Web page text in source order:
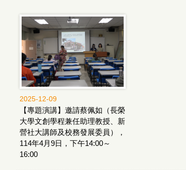
2025-12-09
【專題演講】邀請蔡佩如（長榮
大學文創學程兼任助理教授、新
營社大講師及校務發展委員），
114年4月9日，下午14:00～
16:00